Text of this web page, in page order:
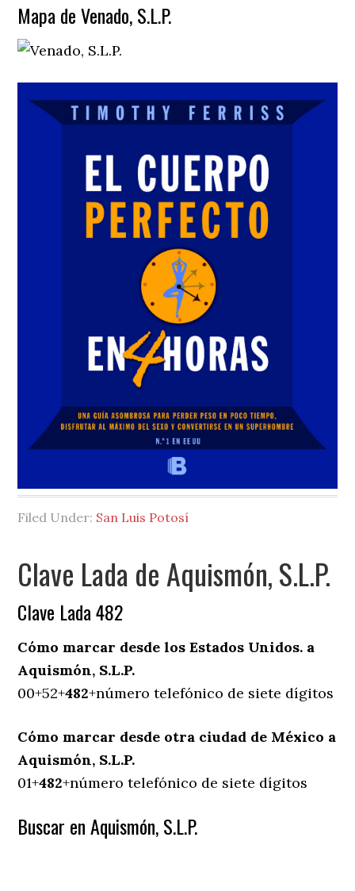
Mapa de Venado, S.L.P.
Filed Under: San Luis Potosí
Clave Lada de Aquismón, S.L.P.
Clave Lada 482
Cómo marcar desde los Estados Unidos. a
Aquismón, S.L.P.
00+52+482+número telefónico de siete dígitos
Cómo marcar desde otra ciudad de México a
Aquismón, S.L.P.
01+482+número telefónico de siete dígitos
Buscar en Aquismón, S.L.P.